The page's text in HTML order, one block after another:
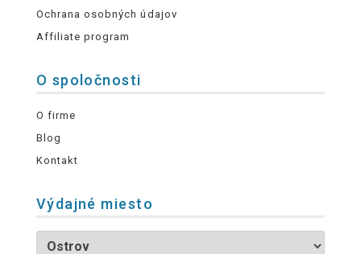
Ochrana osobných údajov
Affiliate program
O spoločnosti
O firme
Blog
Kontakt
Výdajné miesto